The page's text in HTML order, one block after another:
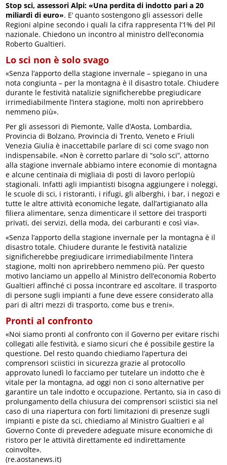
Stop sci, assessori Alpi: «Una perdita di indotto pari a 20
miliardi di euro». E’ quanto sostengono gli assessori delle
Regioni alpine secondo i quali la cifra rappresenta l’1% del Pil
nazionale. Chiedono un incontro al ministro dell’economia
Roberto Gualtieri.
Lo sci non è solo svago
«Senza l’apporto della stagione invernale – spiegano in una
nota congiunta – per la montagna è il disastro totale. Chiudere
durante le festività natalizie significherebbe pregiudicare
irrimediabilmente l’intera stagione, molti non aprirebbero
nemmeno più».
Per gli assessori di Piemonte, Valle d’Aosta, Lombardia,
Provincia di Bolzano, Provincia di Trento, Veneto e Friuli
Venezia Giulia è inaccettabile parlare di sci come svago non
indispensabile. «Non è corretto parlare di “solo sci”, attorno
alla stagione invernale abbiamo intere economie di montagna
e alcune centinaia di migliaia di posti di lavoro perlopiù
stagionali. Infatti agli impiantisti bisogna aggiungere i noleggi,
le scuole di sci, i ristoranti, i rifugi, gli alberghi, i bar, i negozi e
tutte le altre attività economiche legate, dall’artigianato alla
filiera alimentare, senza dimenticare il settore dei trasporti
privati, dei servizi, della moda, dei carburanti e così via».
«Senza l’apporto della stagione invernale per la montagna è il
disastro totale. Chiudere durante le festività natalizie
significherebbe pregiudicare irrimediabilmente l’intera
stagione, molti non aprirebbero nemmeno più. Per questo
motivo lanciamo un appello al Ministro dell’economia Roberto
Gualtieri affinché ci possa incontrare ed ascoltare. Il trasporto
di persone sugli impianti a fune deve essere considerato alla
pari di altri mezzi di trasporto, come bus e treni».
Pronti al confronto
«Noi siamo pronti al confronto con il Governo per evitare rischi
collegati alle festività, e siamo sicuri che é possibile gestire la
questione. Del resto quando chiediamo l’apertura dei
comprensori sciistici in sicurezza grazie al protocollo
approvato lunedì lo facciamo per tutelare un indotto che è
vitale per la montagna, ad oggi non ci sono alternative per
garantire un tale indotto e occupazione. Pertanto, sia in caso di
prolungamento della chiusura dei comprensori sciistici sia nel
caso di una riapertura con forti limitazioni di presenze sugli
impianti e piste da sci, chiediamo al Ministro Gualtieri e al
Governo Conte di prevedere adeguate misure economiche di
ristoro per le attività direttamente ed indirettamente
coinvolte».
(re.aostanews.it)